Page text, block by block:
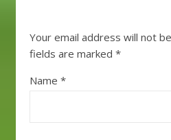
Your email address will not
fields are marked *
Name *